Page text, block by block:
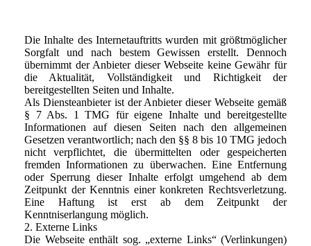
Die Inhalte des Internetauftritts wurden mit größtmöglicher
Sorgfalt und nach bestem Gewissen erstellt. Dennoch
übernimmt der Anbieter dieser Webseite keine Gewähr für
die Aktualität, Vollständigkeit und Richtigkeit der
bereitgestellten Seiten und Inhalte.
Als Diensteanbieter ist der Anbieter dieser Webseite gemäß
§ 7 Abs. 1 TMG für eigene Inhalte und bereitgestellte
Informationen auf diesen Seiten nach den allgemeinen
Gesetzen verantwortlich; nach den §§ 8 bis 10 TMG jedoch
nicht verpflichtet, die übermittelten oder gespeicherten
fremden Informationen zu überwachen. Eine Entfernung
oder Sperrung dieser Inhalte erfolgt umgehend ab dem
Zeitpunkt der Kenntnis einer konkreten Rechtsverletzung.
Eine Haftung ist erst ab dem Zeitpunkt der
Kenntniserlangung möglich.
2. Externe Links
Die Webseite enthält sog. „externe Links“ (Verlinkungen)